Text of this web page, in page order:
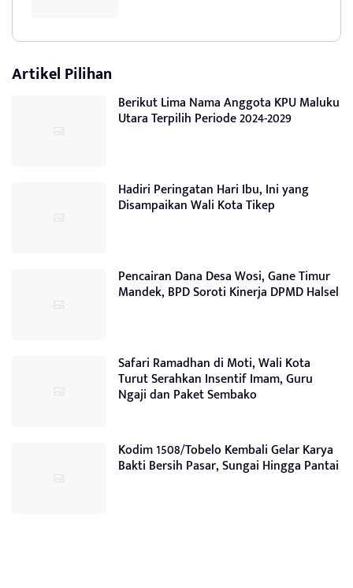
Artikel Pilihan
Berikut Lima Nama Anggota KPU Maluku
Utara Terpilih Periode 2024-2029
Hadiri Peringatan Hari Ibu, Ini yang
Disampaikan Wali Kota Tikep
Pencairan Dana Desa Wosi, Gane Timur
Mandek, BPD Soroti Kinerja DPMD Halsel
Safari Ramadhan di Moti, Wali Kota
Turut Serahkan Insentif Imam, Guru
Ngaji dan Paket Sembako
Kodim 1508/Tobelo Kembali Gelar Karya
Bakti Bersih Pasar, Sungai Hingga Pantai